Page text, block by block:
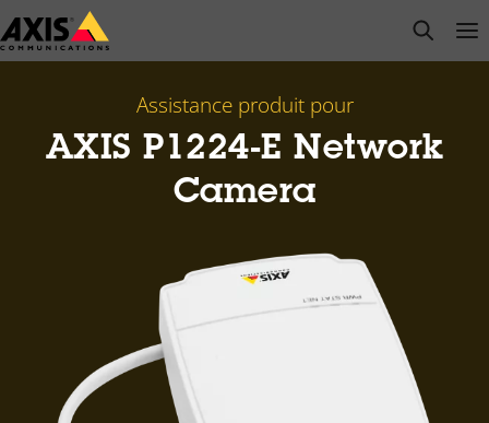
Passer
au
open
Assistance produit pour
AXIS P1224-E Network
Camera